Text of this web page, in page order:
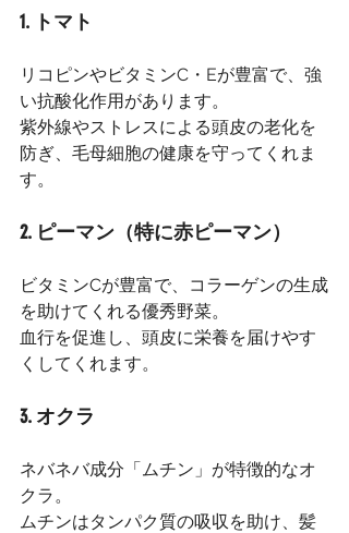
1. トマト
リコピンやビタミンC・Eが豊富で、強
い抗酸化作用があります。
紫外線やストレスによる頭皮の老化を
防ぎ、毛母細胞の健康を守ってくれま
す。
2. ピーマン（特に赤ピーマン）
ビタミンCが豊富で、コラーゲンの生成
を助けてくれる優秀野菜。
血行を促進し、頭皮に栄養を届けやす
くしてくれます。
3. オクラ
ネバネバ成分「ムチン」が特徴的なオ
クラ。
ムチンはタンパク質の吸収を助け、髪